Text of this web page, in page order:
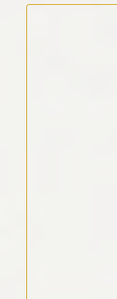
Kommentar Text